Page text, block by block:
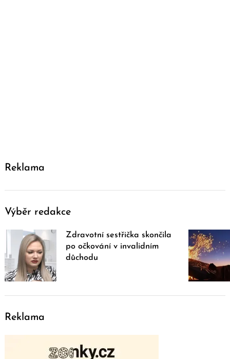
Reklama
Výběr redakce
Zdravotní sestřička skončila
po očkování v invalidním
důchodu
Reklama